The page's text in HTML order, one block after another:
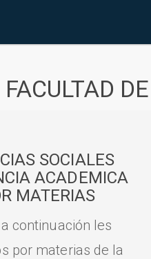
FACULTAD
SOCIALES
ACADEMICA
MATERIAS
continuación les
por materias de la